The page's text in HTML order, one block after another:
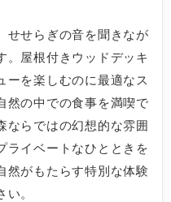
せせらぎの音を聞きなが
。屋根付きウッドデッキ
ーを楽しむのに最適なス
然の中での食事を満喫で
ならではの幻想的な雰囲
ライベートなひとときを
然がもたらす特別な体験
。